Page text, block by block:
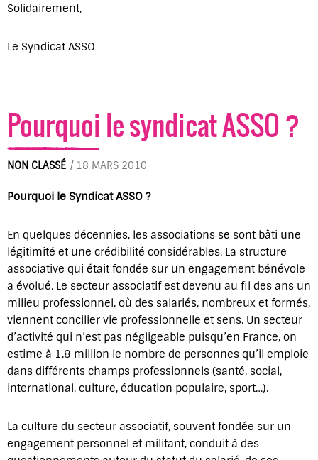
Solidairement,
Le Syndicat ASSO
Pourquoi le syndicat ASSO ?
NON CLASSÉ / 18 MARS 2010
Pourquoi le Syndicat ASSO ?
En quelques décennies, les associations se sont bâti une
légitimité et une crédibilité considérables. La structure
associative qui était fondée sur un engagement bénévole
a évolué. Le secteur associatif est devenu au fil des ans un
milieu professionnel, où des salariés, nombreux et formés,
viennent concilier vie professionnelle et sens. Un secteur
d’activité qui n’est pas négligeable puisqu’en France, on
estime à 1,8 million le nombre de personnes qu’il emploie
dans différents champs professionnels (santé, social,
international, culture, éducation populaire, sport…).
La culture du secteur associatif, souvent fondée sur un
engagement personnel et militant, conduit à des